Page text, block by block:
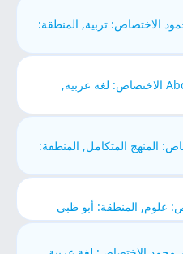
الاختصاص: تربية, المنطقة:
الاسم: Abdelrahman fawzan الاختصاص: لغة عربية,
المنهج المتكامل, المنطقة:
علوم, المنطقة: أبو ظبي